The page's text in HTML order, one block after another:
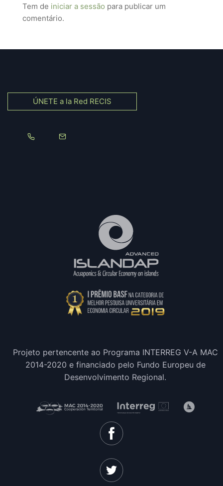
Tem de iniciar a sessão para publicar um
comentário.
ÚNETE a la Red RECIS
Projeto pertencente ao Programa INTERREG V-A MAC
2014-2020 e financiado pelo Fundo Europeu de
Desenvolvimento Regional.